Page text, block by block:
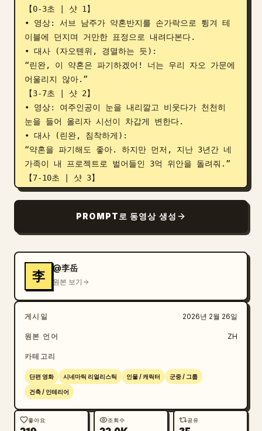
【0-3초 | 샷 1】
• 영상: 서브 남주가 약혼반지를 손가락으로 튕겨 테
이블에 던지며 거만한 표정으로 내려다본다.
• 대사 (자오톈위, 경멸하는 듯):
“린완, 이 약혼은 파기하겠어! 너는 우리 자오 가문에
어울리지 않아.”
【3-7초 | 샷 2】
• 영상: 여주인공이 눈을 내리깔고 비웃다가 천천히
눈을 들어 올리자 시선이 차갑게 변한다.
• 대사 (린완, 침착하게):
“약혼을 파기해도 좋아. 하지만 먼저, 지난 3년간 네
가족이 내 프로젝트로 벌어들인 3억 위안을 돌려줘.”
【7-10초 | 샷 3】
• 영상: 서브 남주의 얼굴이 급변하며 충격받은 듯 뒷
• 대사 (자오톈위, 당황하며):
“너… 어떻게 알았지?!”
• 영상: 절친이 문을 열고 들어와 협력 문서를 던진
다.
• 대사 (절친, 위압적으로):
“그녀는 너희 모회사의 숨겨진 최대 투자자야!”
【12-15초 | 샷 5 | 클라이맥스 샷】
• 영상: 여주인공이 반지를 집어 들고 아무렇지 않게
• 대사 (린완, 차갑고 매혹적인 결론):
“이제, 내가 너를 원하지 않아.”
• 정지 화면: 여주인공의 아름다운 옆모습.
PROMPT로 동영상 생성
李
@李岳
원본 보기
게시일 2026년 2월 26일
원본 언어 ZH
카테고리
단편 영화 시네마틱 리얼리스틱 인물 / 캐릭터 군중 / 그룹
건축 / 인테리어
좋아요 조회수 공유